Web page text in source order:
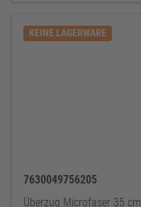
KEINE LAGERWARE
7630049756205
Überzug Microfaser 35 cm